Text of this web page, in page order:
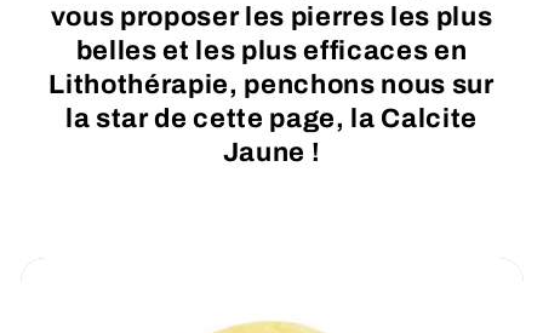
vous proposer les pierres les plus
belles et les plus efficaces en
Lithothérapie, penchons nous sur
la star de cette page, la Calcite
Jaune !